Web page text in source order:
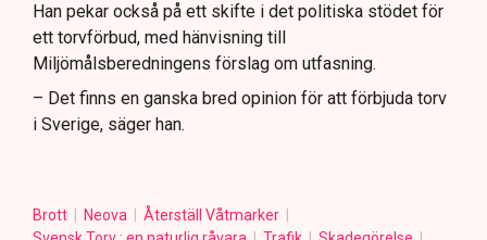
Han pekar också på ett skifte i det politiska stödet för
ett torvförbud, med hänvisning till
Miljömålsberedningens förslag om utfasning.
– Det finns en ganska bred opinion för att förbjuda torv
i Sverige, säger han.
Brott Neova
Återställ Våtmarker